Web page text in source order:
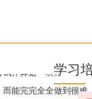
学习
？考试
试作弊这一块。
能完完全全做到很难